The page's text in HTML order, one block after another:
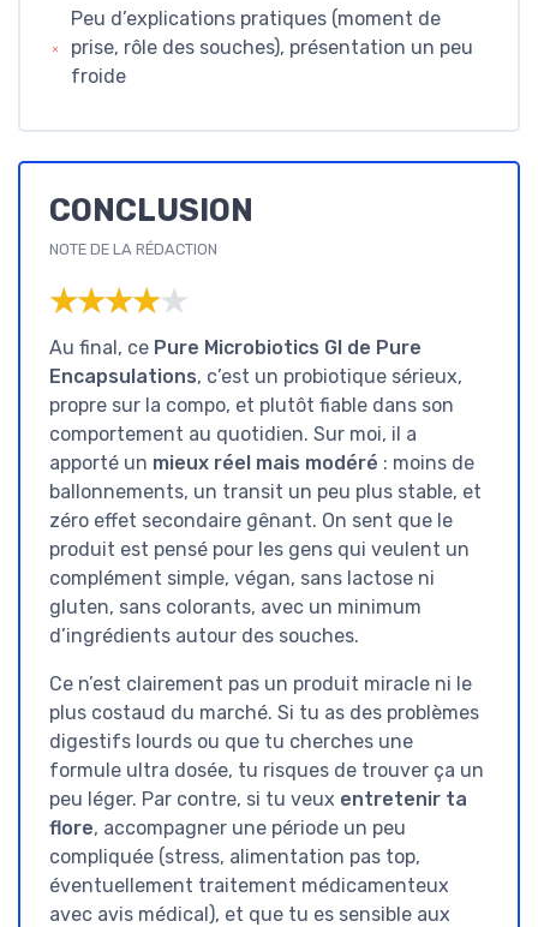
Peu d’explications pratiques (moment de
prise, rôle des souches), présentation un peu
froide
CONCLUSION
NOTE DE LA RÉDACTION
★★★★★
★★★★★
Au final, ce Pure Microbiotics GI de Pure
Encapsulations, c’est un probiotique sérieux,
propre sur la compo, et plutôt fiable dans son
comportement au quotidien. Sur moi, il a
apporté un mieux réel mais modéré : moins de
ballonnements, un transit un peu plus stable, et
zéro effet secondaire gênant. On sent que le
produit est pensé pour les gens qui veulent un
complément simple, végan, sans lactose ni
gluten, sans colorants, avec un minimum
d’ingrédients autour des souches.
Ce n’est clairement pas un produit miracle ni le
plus costaud du marché. Si tu as des problèmes
digestifs lourds ou que tu cherches une
formule ultra dosée, tu risques de trouver ça un
peu léger. Par contre, si tu veux entretenir ta
flore, accompagner une période un peu
compliquée (stress, alimentation pas top,
éventuellement traitement médicamenteux
avec avis médical), et que tu es sensible aux